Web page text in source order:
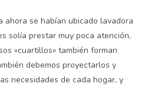
ahora se habían ubicado lavadora
solía prestar muy poca atención,
«cuartillos» también forman
debemos proyectarlos y
necesidades de cada hogar, y